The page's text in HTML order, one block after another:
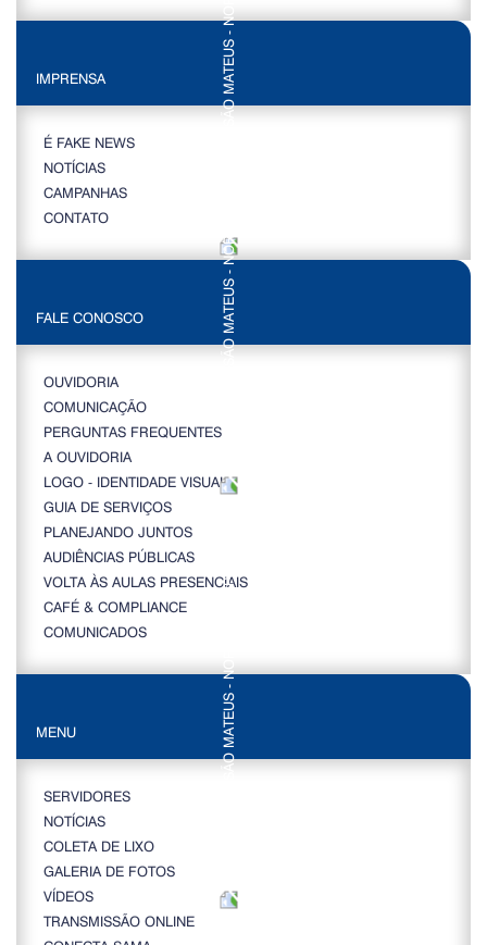
IMPRENSA
É FAKE NEWS
NOTÍCIAS
CAMPANHAS
CONTATO
FALE CONOSCO
OUVIDORIA
COMUNICAÇÃO
PERGUNTAS FREQUENTES
A OUVIDORIA
LOGO - IDENTIDADE VISUAL
GUIA DE SERVIÇOS
PLANEJANDO JUNTOS
AUDIÊNCIAS PÚBLICAS
VOLTA ÀS AULAS PRESENCIAIS
CAFÉ & COMPLIANCE
COMUNICADOS
MENU
SERVIDORES
NOTÍCIAS
COLETA DE LIXO
GALERIA DE FOTOS
VÍDEOS
TRANSMISSÃO ONLINE